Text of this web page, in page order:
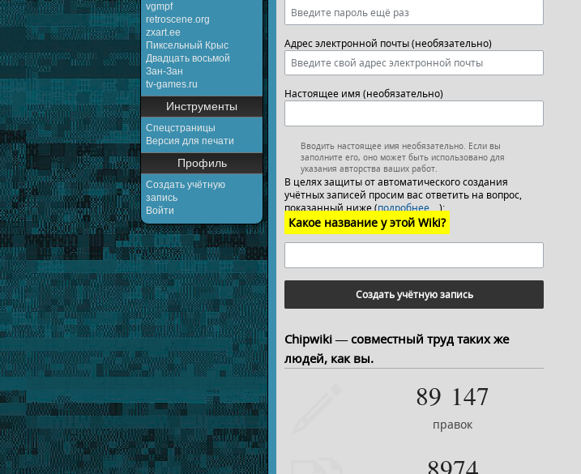
vgmpf
retroscene.org
zxart.ee
Пиксельный Крыс
Двадцать восьмой
Зан-Зан
tv-games.ru
Инструменты
Спецстраницы
Версия для печати
Профиль
Создать учётную
запись
Войти
Адрес электронной почты (необязательно)
Настоящее имя (необязательно)
Вводить настоящее имя необязательно. Если вы
заполните его, оно может быть использовано для
указания авторства ваших работ.
В целях защиты от автоматического создания
учётных записей просим вас ответить на вопрос,
показанный ниже (подробнее…):
Какое название у этой Wiki?
Создать учётную запись
Chipwiki — совместный труд таких же
людей, как вы.
89 147
правок